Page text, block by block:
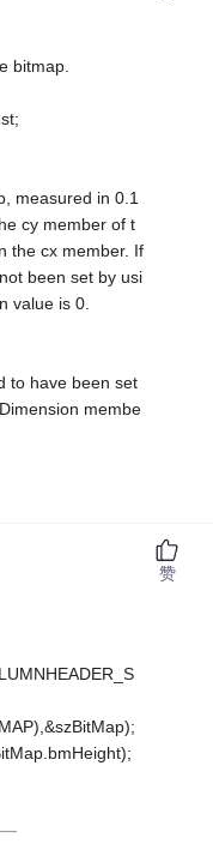
bitmap.
measured in 0.1
cy member of t
the cx member. If
been set by usi
value is 0.
to have been set
membe
赞